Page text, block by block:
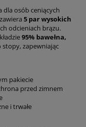
dla osób ceniących
5 par wysokich
odcieniach brązu.
95% bawełna,
zapewniając
pakiecie
przed zimnem
i trwałe